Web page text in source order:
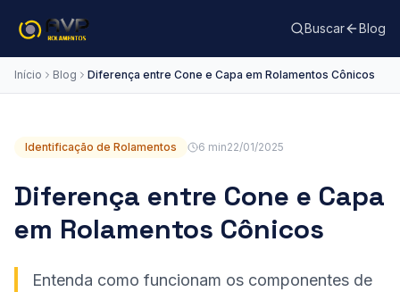
Buscar Blog
Início Blog Diferença entre Cone e Capa em Rolamentos Cônicos
Identificação de Rolamentos 6 min22/01/2025
Diferença entre Cone e Capa
em Rolamentos Cônicos
Entenda como funcionam os componentes de